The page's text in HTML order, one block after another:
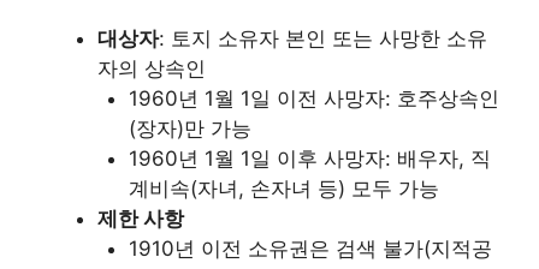
대상자: 토지 소유자 본인 또는 사망한 소유
자의 상속인
1960년 1월 1일 이전 사망자: 호주상속인
(장자)만 가능
1960년 1월 1일 이후 사망자: 배우자, 직
계비속(자녀, 손자녀 등) 모두 가능
제한 사항
1910년 이전 소유권은 검색 불가(지적공